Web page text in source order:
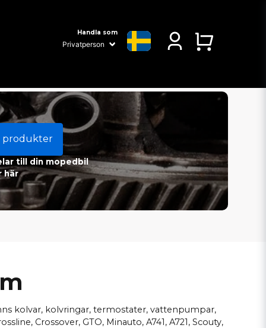
Handla som
produkter
till din mopedbil
här
kolvar, kolvringar, termostater, vattenpumpar,
Crossover, GTO, Minauto, A741, A721, Scouty,